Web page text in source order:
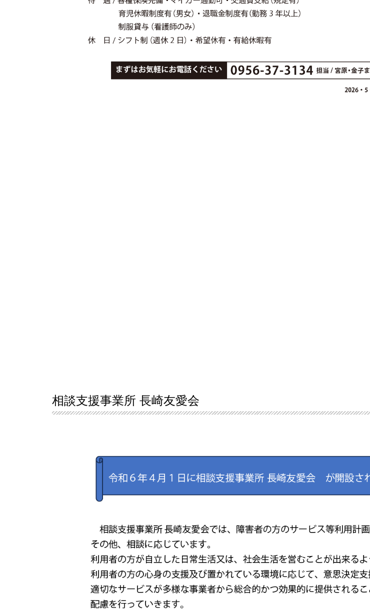
相談支援事業所 長崎友愛会